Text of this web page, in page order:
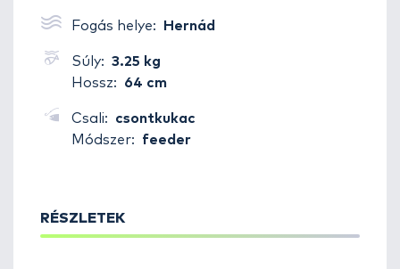
Fogás helye: Hernád
Súly: 3.25 kg
Hossz:
64 cm
Csali:
csontkukac
Módszer:
feeder
RÉSZLETEK